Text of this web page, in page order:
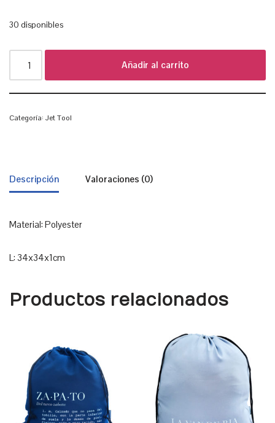
30 disponibles
Añadir al carrito
Categoría: Jet Tool
Descripción Valoraciones (0)
Material: Polyester
L: 34x34x1cm
Productos relacionados